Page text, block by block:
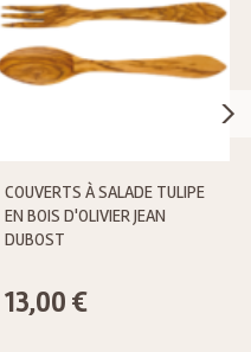
COUVERTS À SALADE TULIPE
EN BOIS D'OLIVIER JEAN
DUBOST
13,00 €